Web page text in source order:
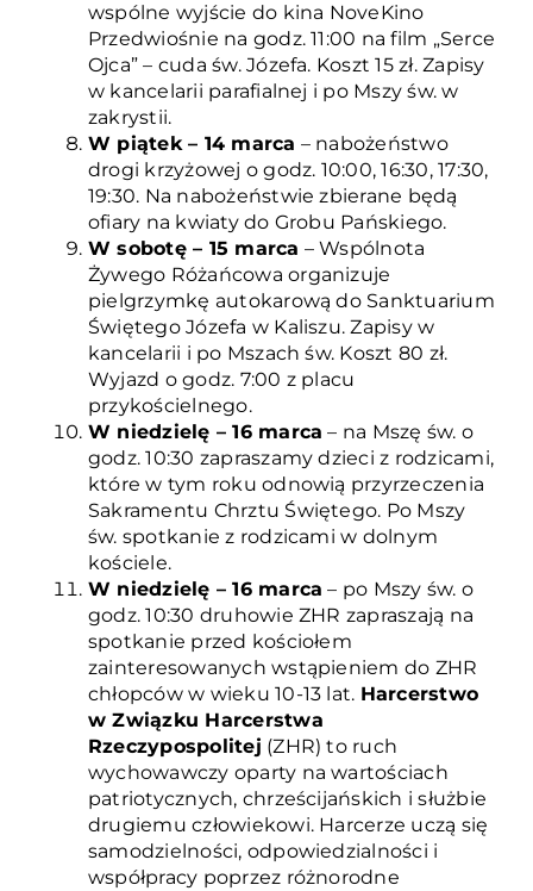
wspólne wyjście do kina NoveKino
Przedwiośnie na godz. 11:00 na film „Serce
Ojca” – cuda św. Józefa. Koszt 15 zł. Zapisy
w kancelarii parafialnej i po Mszy św. w
zakrystii.
W piątek – 14 marca – nabożeństwo
drogi krzyżowej o godz. 10:00, 16:30, 17:30,
19:30. Na nabożeństwie zbierane będą
ofiary na kwiaty do Grobu Pańskiego.
W sobotę – 15 marca – Wspólnota
Żywego Różańcowa organizuje
pielgrzymkę autokarową do Sanktuarium
Świętego Józefa w Kaliszu. Zapisy w
kancelarii i po Mszach św. Koszt 80 zł.
Wyjazd o godz. 7:00 z placu
przykościelnego.
W niedzielę – 16 marca – na Mszę św. o
godz. 10:30 zapraszamy dzieci z rodzicami,
które w tym roku odnowią przyrzeczenia
Sakramentu Chrztu Świętego. Po Mszy
św. spotkanie z rodzicami w dolnym
kościele.
W niedzielę – 16 marca – po Mszy św. o
godz. 10:30 druhowie ZHR zapraszają na
spotkanie przed kościołem
zainteresowanych wstąpieniem do ZHR
chłopców w wieku 10-13 lat. Harcerstwo
w Związku Harcerstwa
Rzeczypospolitej (ZHR) to ruch
wychowawczy oparty na wartościach
patriotycznych, chrześcijańskich i służbie
drugiemu człowiekowi. Harcerze uczą się
samodzielności, odpowiedzialności i
współpracy poprzez różnorodne